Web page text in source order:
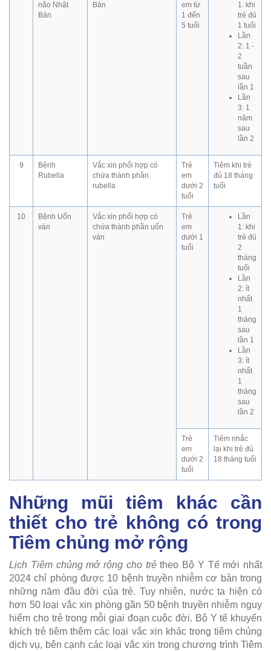
não Nhật
Bản
Bản
em từ
1 đến
5 tuổi
1: khi
trẻ đủ
1 tuổi
Lần
2: 1 -
2
tuần
sau
lần 1
Lần
3: 1
năm
sau
lần 2
9
Bệnh
Rubella
Vắc xin phối hợp có
chứa thành phần
rubella
Trẻ
em
dưới 2
tuổi
Tiêm khi trẻ
đủ 18 tháng
tuổi
10
Bệnh Uốn
ván
Vắc xin phối hợp có
chứa thành phần uốn
ván
Trẻ
em
dưới 1
tuổi
Lần
1: khi
trẻ đủ
2
tháng
tuổi
Lần
2: ít
nhất
1
tháng
sau
lần 1
Lần
3: ít
nhất
1
tháng
sau
lần 2
Trẻ
em
dưới 2
tuổi
Tiêm nhắc
lại khi trẻ đủ
18 tháng tuổi
Những mũi tiêm khác cần
thiết cho trẻ không có trong
Tiêm chủng mở rộng
Lịch Tiêm chủng mở rộng cho trẻtheo Bộ Y Tế mới nhất
2024 chỉ phòng được 10 bệnh truyền nhiễm cơ bản trong
những năm đầu đời của trẻ. Tuy nhiên, nước ta hiện có
hơn 50 loại vắc xin phòng gần 50 bệnh truyền nhiễm nguy
hiểm cho trẻ trong mỗi giai đoạn cuộc đời. Bộ Y tế khuyến
khích trẻ tiêm thêm các loại vắc xin khác trong tiêm chủng
dịch vụ, bên cạnh các loại vắc xin trong chương trình Tiêm